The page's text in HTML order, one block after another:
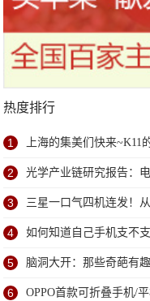
热度排行
1 上海的集美们快来~K11
2 光学产业链研究报告：
优且长
3 三星一口气四机连发！
4 如何知道自己手机支不支
5 脑洞大开：那些奇葩有
6 OPPO首款可折叠手机/平